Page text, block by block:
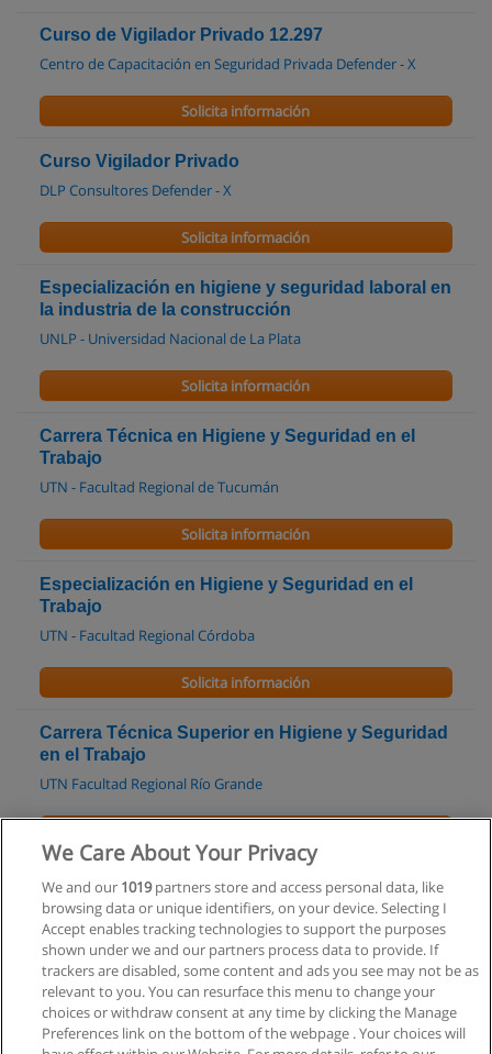
Curso de Vigilador Privado 12.297
Centro de Capacitación en Seguridad Privada Defender - X
Solicita información
Curso Vigilador Privado
DLP Consultores Defender - X
Solicita información
Especialización en higiene y seguridad laboral en
la industria de la construcción
UNLP - Universidad Nacional de La Plata
Solicita información
Carrera Técnica en Higiene y Seguridad en el
Trabajo
UTN - Facultad Regional de Tucumán
Solicita información
Especialización en Higiene y Seguridad en el
Trabajo
UTN - Facultad Regional Córdoba
Solicita información
Carrera Técnica Superior en Higiene y Seguridad
en el Trabajo
UTN Facultad Regional Río Grande
Carrera Técnica Superior en Higiene y Seguridad
UTN - Facultad Regional Mendoza
Solicita información
We Care About Your Privacy
We and our 1019partners store and access personal data, like
browsing data or unique identifiers, on your device. Selecting I
Accept enables tracking technologies to support the purposes
shown under we and our partners process data to provide. If
trackers are disabled, some content and ads you see may not be as
relevant to you. You can resurface this menu to change your
choices or withdraw consent at any time by clicking the Manage
Preferences link on the bottom of the webpage . Your choices will